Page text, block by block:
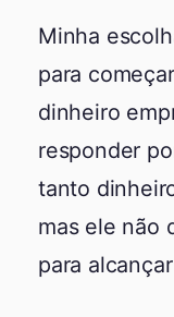
Minha
para
dinheiro
responder
tanto
mas ele não
para